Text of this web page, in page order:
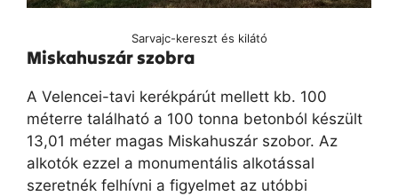
Sarvajc-kereszt és kilátó
Miskahuszár szobra
A Velencei-tavi kerékpárút mellett kb. 100
méterre található a 100 tonna betonból készült
13,01 méter magas Miskahuszár szobor. Az
alkotók ezzel a monumentális alkotással
szeretnék felhívni a figyelmet az utóbbi